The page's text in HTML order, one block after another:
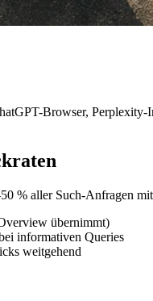
Browser,
% aller Such-Anfragen
übernimmt)
informativen Queries
weitgehend